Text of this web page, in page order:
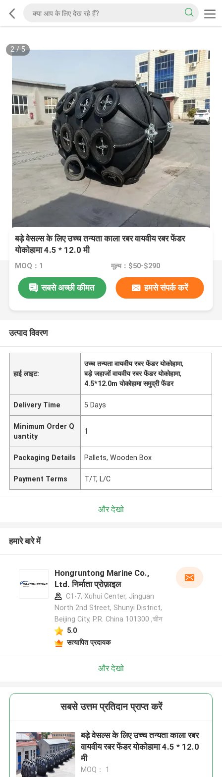
2/5
बड़े वेसल्स के लिए उच्च तन्यता काला रबर वायवीय रबर फेंडर
योकोहामा 4.5 * 12.0 मी
MOQ：1 मूल्य：$50-$290
सबसे अच्छी कीमत हमसे संपर्क करें
उत्पाद विवरण
हाई लाइट:
उच्च तन्यता वायवीय रबर फेंडर योकोहामा,
बड़े जहाजों वायवीय रबर फेंडर योकोहामा,
4.5*12.0m योकोहामा समुद्री फेंडर
Delivery Time 5 Days
Minimum Order Q
uantity
1
Packaging Details Pallets, Wooden Box
Payment Terms T/T, L/C
और देखो
हमारे बारे में
Hongruntong Marine Co.,
Ltd. निर्माता प्रोफ़ाइल
C1-7, Xuhui Center, Jinguan
North 2nd Street, Shunyi District,
Beijing City, P.R. China 101300 ,चीन
5.0
सत्यापित प्रदायक
और देखो
सबसे उत्तम प्रतिदान प्राप्त करें
बड़े वेसल्स के लिए उच्च तन्यता काला रबर
वायवीय रबर फेंडर योकोहामा 4.5 * 12.0
मी
MOQ： 1